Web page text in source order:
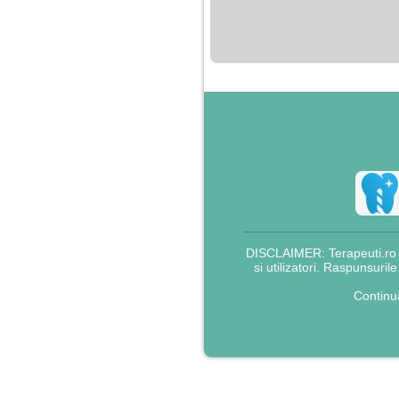
pentru bani.
DISCLAIMER:
si utilizatori.